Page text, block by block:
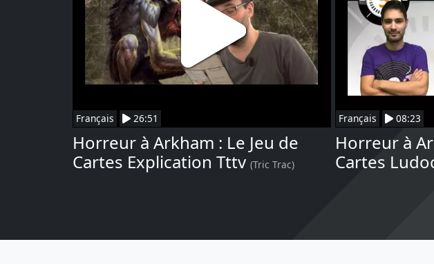
Français 26:51
Horreur à Arkham : Le Jeu de
Cartes Explication Tttv (Tric Trac)
Français 08:23
Horreur à
Cartes